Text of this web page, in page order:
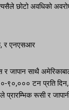
छोटो अवधिको
र एनएसआर
जापान साथै
टन प्रति दिन,
प्रारम्भिक रूसी र